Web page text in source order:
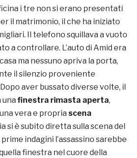
i tre non si erano presentati
il matrimonio, il che ha iniziato
Il telefono squillava a vuoto
a controllare. L’auto di Amid era
ma nessuno apriva la porta,
il silenzio proveniente
aver bussato diverse volte, il
una finestra rimasta aperta,
vera e propria scena
si è subito diretta sulla scena del
indagini l’assassino sarebbe
finestra nel cuore della